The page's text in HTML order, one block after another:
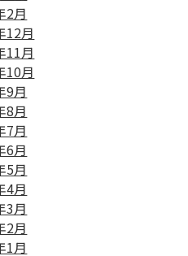
2月
12月
11月
10月
9月
8月
7月
6月
5月
4月
3月
2月
1月